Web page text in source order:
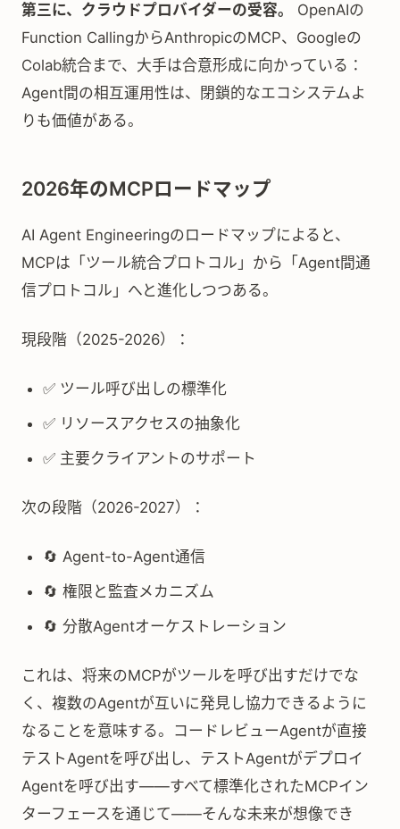
第三に、クラウドプロバイダーの受容。
OpenAIの
Function CallingからAnthropicのMCP、Googleの
Colab統合まで、大手は合意形成に向かっている：
Agent間の相互運用性は、閉鎖的なエコシステムよ
りも価値がある。
2026年のMCPロードマップ
AI Agent Engineeringのロードマップによると、
MCPは「ツール統合プロトコル」から「Agent間通
信プロトコル」へと進化しつつある。
現段階（2025-2026）：
✅ ツール呼び出しの標準化
✅ リソースアクセスの抽象化
✅ 主要クライアントのサポート
次の段階（2026-2027）：
🔄 Agent-to-Agent通信
🔄 権限と監査メカニズム
🔄 分散Agentオーケストレーション
これは、将来のMCPがツールを呼び出すだけでな
く、複数のAgentが互いに発見し協力できるように
なることを意味する。コードレビューAgentが直接
テストAgentを呼び出し、テストAgentがデプロイ
Agentを呼び出す——すべて標準化されたMCPイン
ターフェースを通じて——そんな未来が想像でき